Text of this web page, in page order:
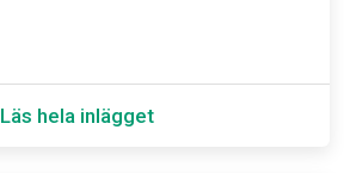
Läs hela inlägget